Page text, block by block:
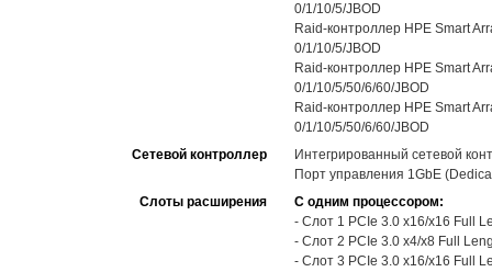
0/1/10/5/JBOD
Raid-контроллер HPE Smart
0/1/10/5/JBOD
Raid-контроллер HPE Smart
0/1/10/5/50/6/60/JBOD
Raid-контроллер HPE Smart
0/1/10/5/50/6/60/JBOD
Сетевой контроллер
Интегрированный сетевой
Порт управления 1GbE
Слоты расширения
С одним процессором:
- Слот 1 PCIe 3.0 x16/x16 Full
- Слот 2 PCIe 3.0 x4/x8 Full
- Слот 3 PCIe 3.0 x16/x16 Full